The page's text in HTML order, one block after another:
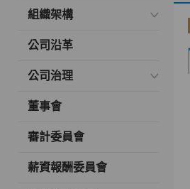
組織架構
公司沿革
公司治理
董事會
審計委員會
薪資報酬委員會